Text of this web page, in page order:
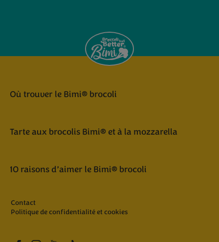
Où trouver le Bimi® brocoli
Tarte aux brocolis Bimi® et à la mozzarella
10 raisons d’aimer le Bimi® brocoli
Contact
Politique de confidentialité et cookies